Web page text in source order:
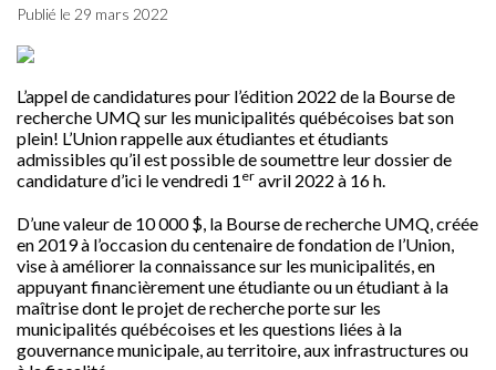
Publié le 29 mars 2022
L’appel de candidatures pour l’édition 2022 de la Bourse de
recherche UMQ sur les municipalités québécoises bat son
plein! L’Union rappelle aux étudiantes et étudiants
admissibles qu’il est possible de soumettre leur dossier de
candidature d’ici le vendredi 1 er avril 2022 à 16 h.
D’une valeur de 10 000 $, la Bourse de recherche UMQ, créée
en 2019 à l’occasion du centenaire de fondation de l’Union,
vise à améliorer la connaissance sur les municipalités, en
appuyant financièrement une étudiante ou un étudiant à la
maîtrise dont le projet de recherche porte sur les
municipalités québécoises et les questions liées à la
gouvernance municipale, au territoire, aux infrastructures ou